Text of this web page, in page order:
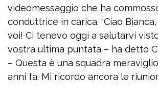
videomessaggio che ha
conduttrice in carica. “Ciao
voi! Ci tenevo oggi a salutarvi
vostra ultima puntata – ha detto
– Questa è una squadra
anni fa. Mi ricordo ancora le